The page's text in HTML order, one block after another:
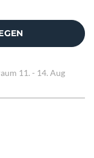
11. - 14. Aug